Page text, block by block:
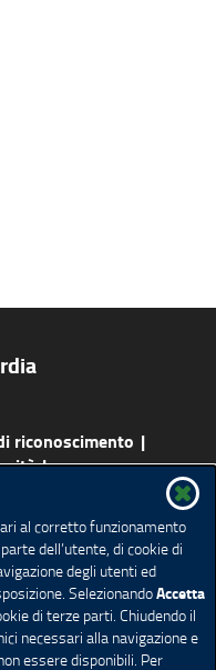
al corretto funzionamento
dell’utente, di cookie di
degli utenti ed
SelezionandoAccetta
di terze parti. Chiudendo il
necessari alla navigazione e
essere disponibili. Per
riconoscimento
Scopri i musei
Accessibilità